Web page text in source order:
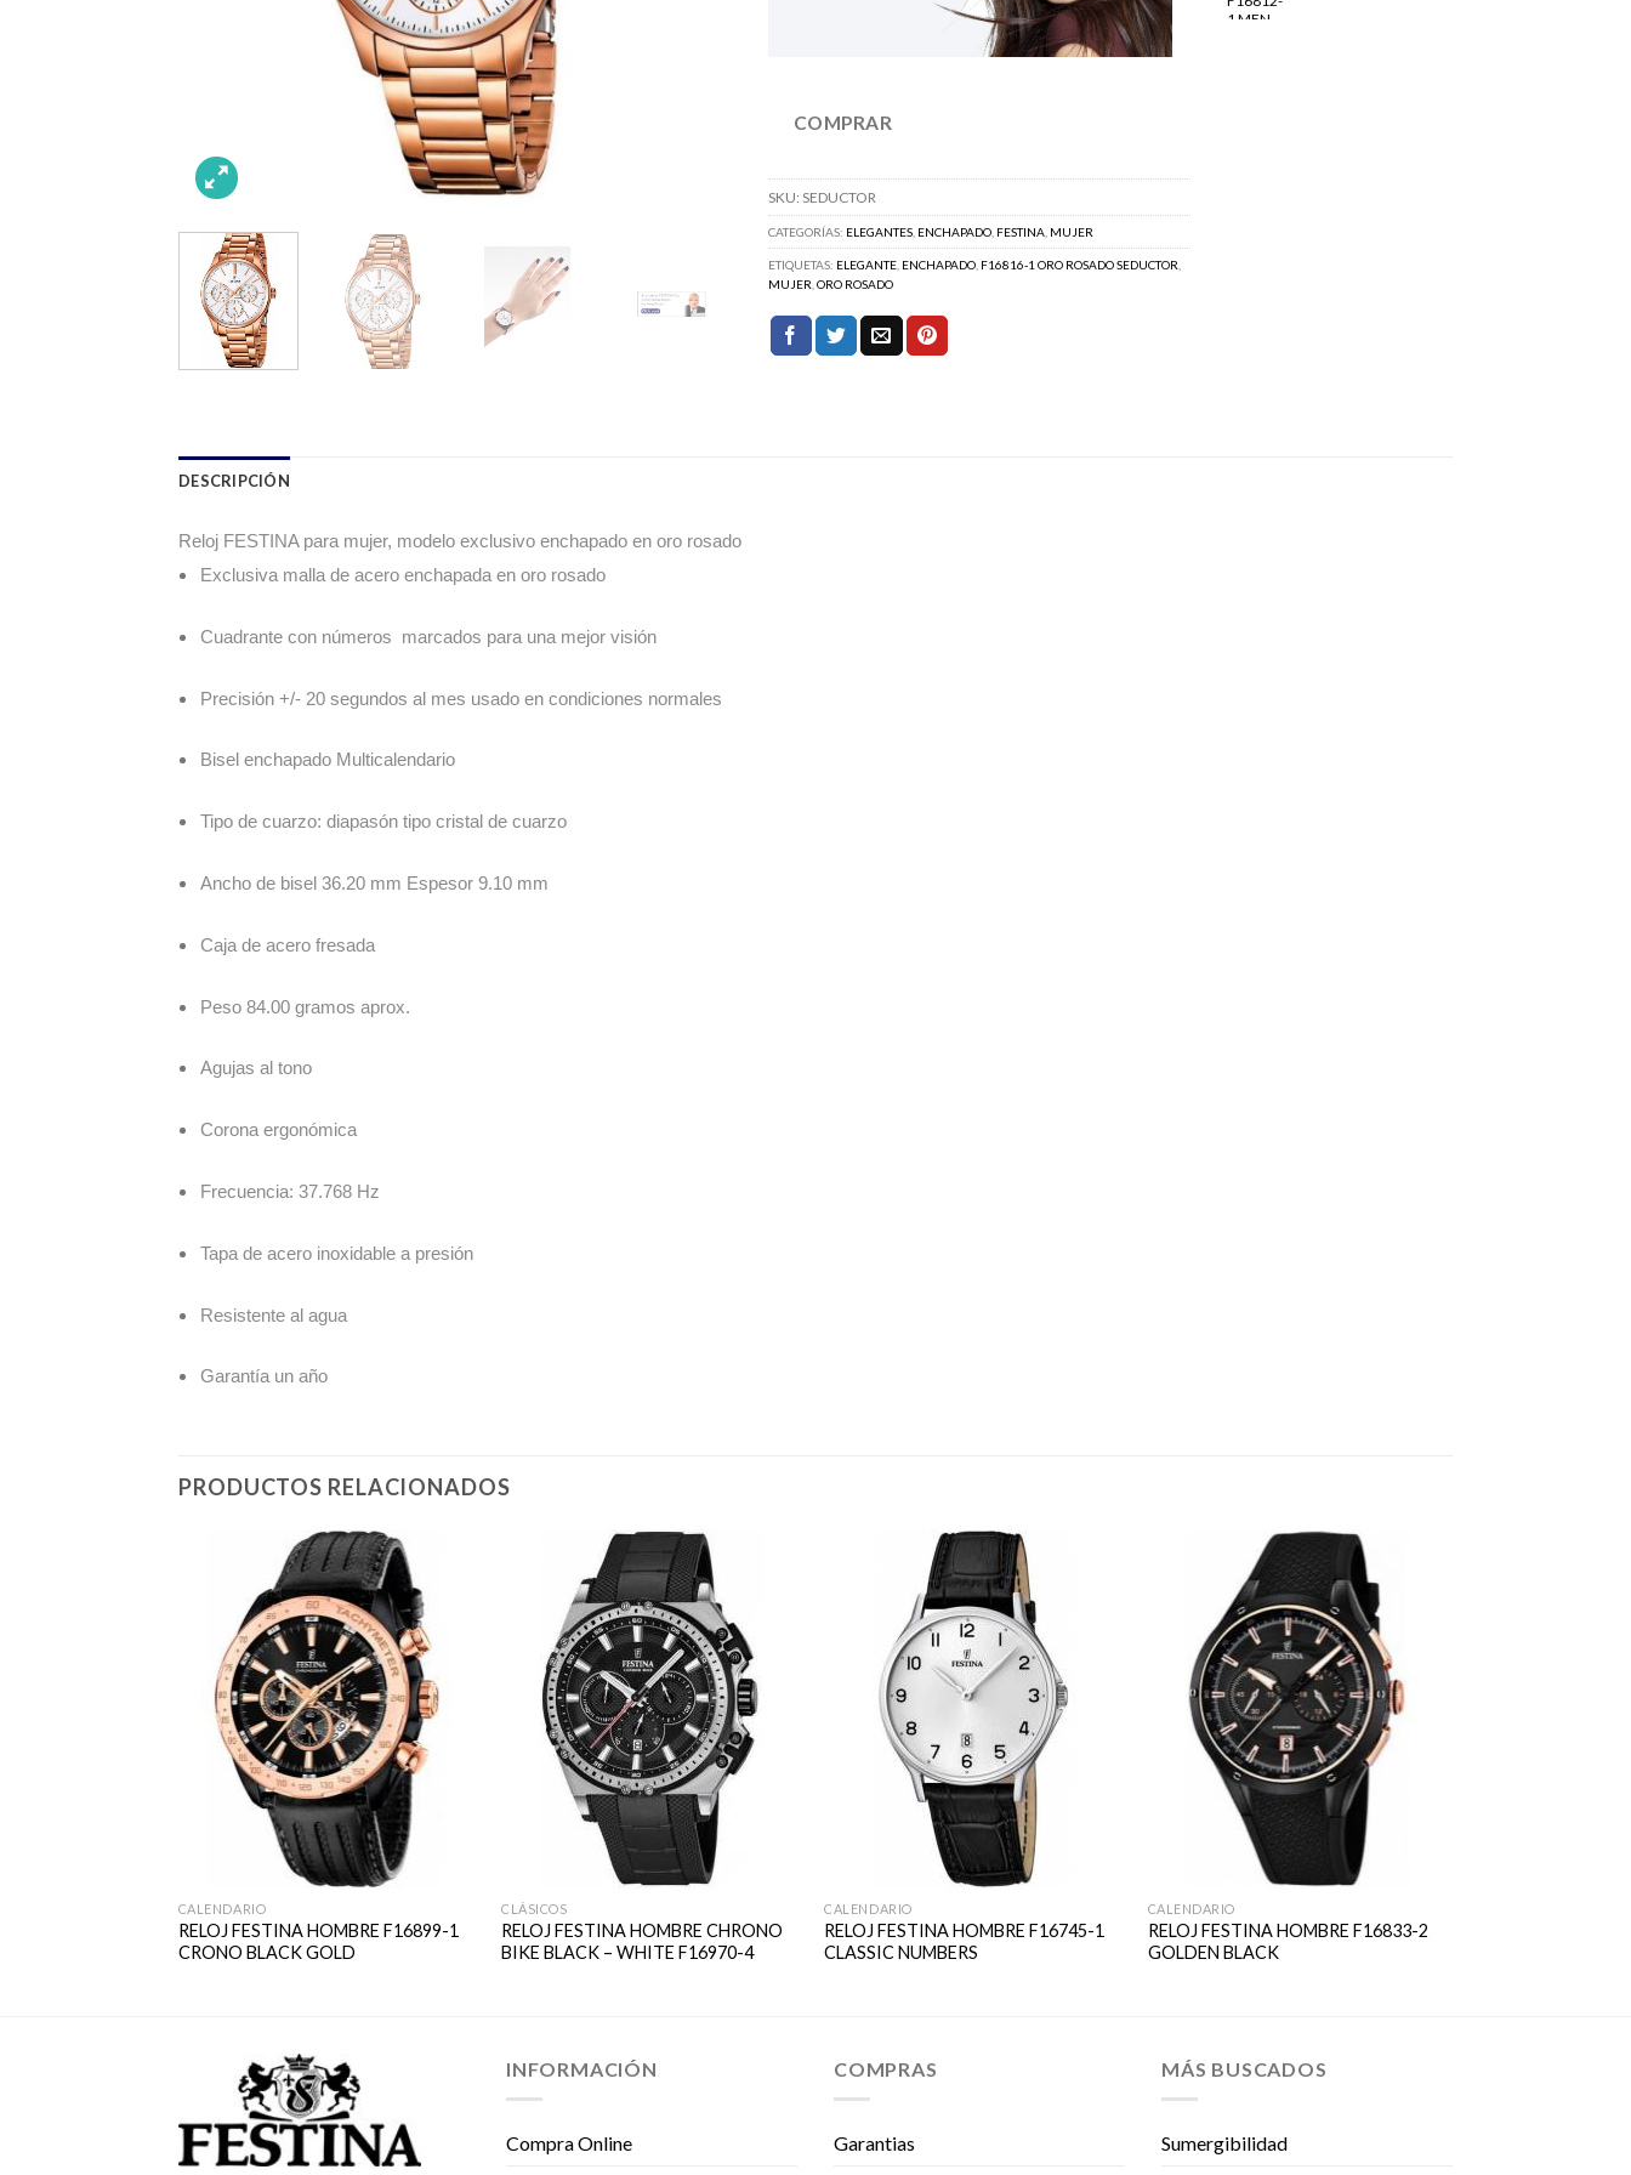
COMPRAR
SKU: SEDUCTOR
CATEGORÍAS: ELEGANTES ENCHAPADO FESTINA MUJER
ETIQUETAS: ELEGANTE ENCHAPADO F16816-1 ORO ROSADO SEDUCTOR
MUJER ORO ROSADO
DESCRIPCIÓN
Reloj FESTINA para mujer, modelo exclusivo enchapado en oro rosado
Exclusiva malla de acero enchapada en oro rosado
Cuadrante con números marcados para una mejor visión
Precisión +/- 20 segundos al mes usado en condiciones normales
Bisel enchapado Multicalendario
Tipo de cuarzo: diapasón tipo cristal de cuarzo
Ancho de bisel 36.20 mm Espesor 9.10 mm
Caja de acero fresada
Peso 84.00 gramos aprox.
Agujas al tono
Corona ergonómica
Frecuencia: 37.768 Hz
Tapa de acero inoxidable a presión
Resistente al agua
Garantía un año
PRODUCTOS RELACIONADOS
CALENDARIO
RELOJ FESTINA HOMBRE F16899-1
CRONO BLACK GOLD
CLÁSICOS
RELOJ FESTINA HOMBRE CHRONO
BIKE BLACK – WHITE F16970-4
CALENDARIO
RELOJ FESTINA HOMBRE F16745-1
CLASSIC NUMBERS
CALENDARIO
RELOJ FESTINA HOMBRE F16833-2
GOLDEN BLACK
INFORMACIÓN
Compra Online
COMPRAS
Garantias
MÁS BUSCADOS
Sumergibilidad